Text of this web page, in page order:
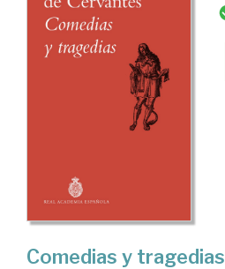
Comedias y tragedias